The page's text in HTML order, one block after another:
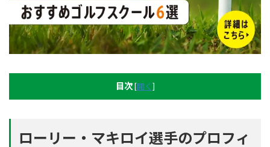
目次 [開く ]
ローリー・マキロイ選手のプロフィ